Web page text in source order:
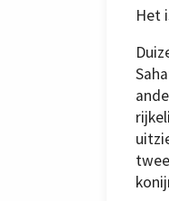
Het